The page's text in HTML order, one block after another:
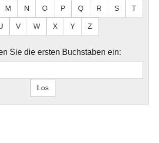
M N O P Q R S T
V W X Y Z
Sie die ersten Buchstaben ein: